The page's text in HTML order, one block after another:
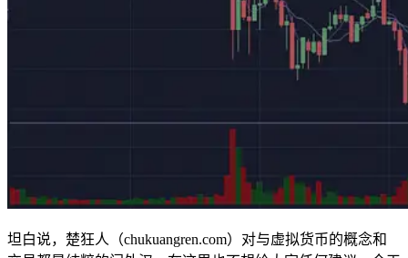
坦白说，楚狂人（chukuangren.com）对与虚拟货币的概念和